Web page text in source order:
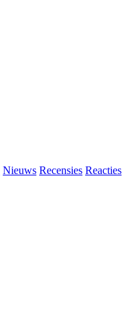
Nieuws Recensies Reacties